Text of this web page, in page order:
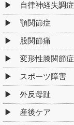
自律神経失調症
顎関節症
股関節痛
変形性膝関節
スポーツ障害
外反母趾
産後ケア